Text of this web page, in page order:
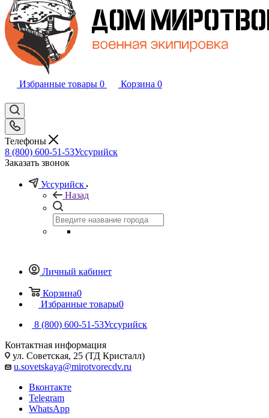
Избранные товары 0 Корзина 0
Телефоны
8 (800) 600-51-53Уссурийск
Заказать звонок
Уссурийск
Назад
Личный кабинет
Корзина0
Избранные товары0
8 (800) 600-51-53Уссурийск
Контактная информация
ул. Советская, 25 (ТД Кристалл)
u.sovetskaya@mirotvorecdv.ru
Вконтакте
Telegram
WhatsApp